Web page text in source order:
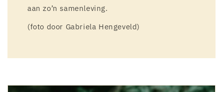
aan zo’n samenleving.
(foto door Gabriela Hengeveld)